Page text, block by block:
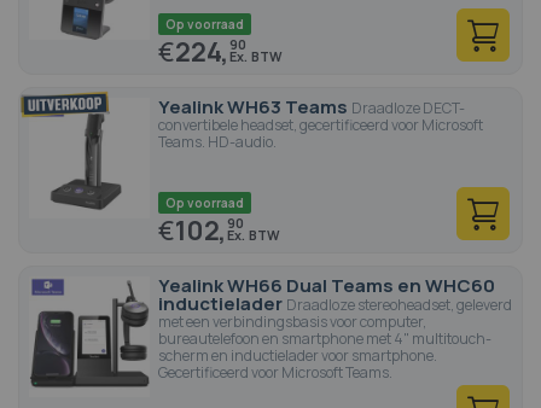
Op voorraad
€224, 90
Yealink WH63 Teams Draadloze DECT-
convertibele headset, gecertificeerd voor Microsoft
Teams. HD-audio.
Op voorraad
€102, 90
Yealink WH66 Dual Teams en WHC60
inductielader Draadloze stereoheadset, geleverd
met een verbindingsbasis voor computer,
bureautelefoon en smartphone met 4" multitouch-
scherm en inductielader voor smartphone.
Gecertificeerd voor Microsoft Teams.